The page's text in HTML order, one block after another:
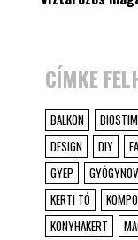
CÍMKE
BALKON
DESIGN
DIY FA
GYEP
KERTI TÓ
KONYHAKERT